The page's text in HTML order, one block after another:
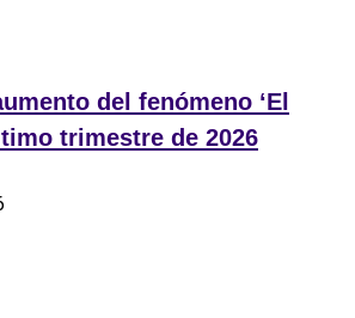
del fenómeno ‘El
trimestre de 2026